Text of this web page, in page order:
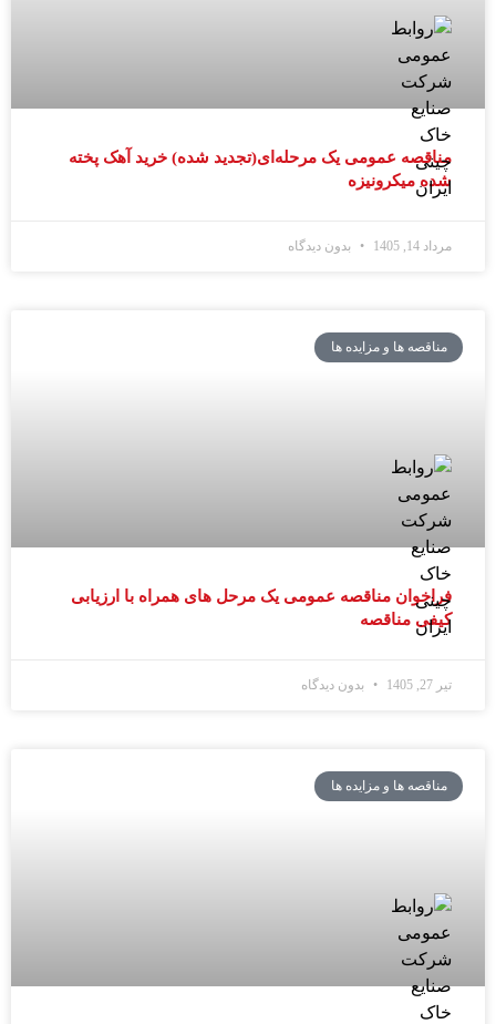
مناقصه عمومی یک مرحله‌ای(تجدید شده) خرید آهک پخته
شده میکرونیزه
مرداد 14, 1405 بدون دیدگاه
مناقصه ها و مزایده ها
فراخوان مناقصه عمومی یک مرحل های همراه با ارزیابی
کیفی مناقصه
تیر 27, 1405 بدون دیدگاه
مناقصه ها و مزایده ها